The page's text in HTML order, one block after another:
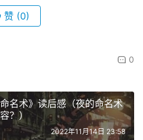
赞 (0)
0
名术》读后感（夜的命名术
？）
2022年11月14日 23:58